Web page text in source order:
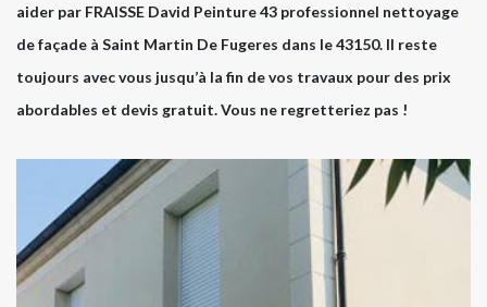
aider par FRAISSE David Peinture 43 professionnel nettoyage
de façade à Saint Martin De Fugeres dans le 43150. Il reste
toujours avec vous jusqu’à la fin de vos travaux pour des prix
abordables et devis gratuit. Vous ne regretteriez pas !